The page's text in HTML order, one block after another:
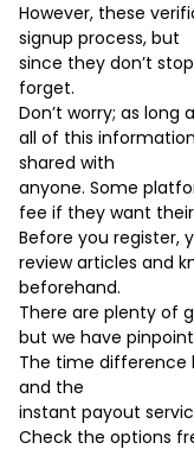
However, these
signup process, but
since they don’t
forget.
Don’t worry; as
all of this
shared with
anyone. Some
fee if they want
Before you register,
review articles and
beforehand.
There are plenty of
but we have
The time
and the
instant payout
Check the options